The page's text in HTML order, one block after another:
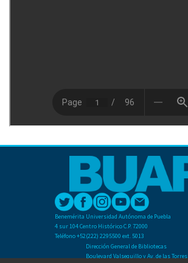
Benemérita Universidad Autónoma de Puebla
4 sur 104 Centro Histórico C.P. 72000
Teléfono +52(222) 2295500 ext. 5013
Dirección General de Bibliotecas
Boulevard Valsequillo y Av. de las Torres